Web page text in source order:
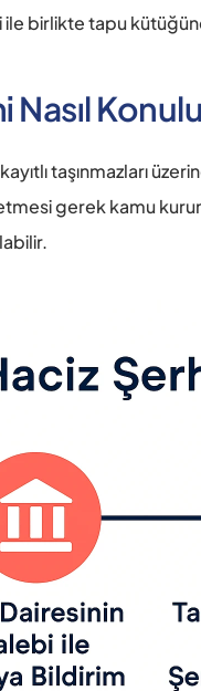
birlikte tapu
Nasıl
taşınmazları
gerek kamu